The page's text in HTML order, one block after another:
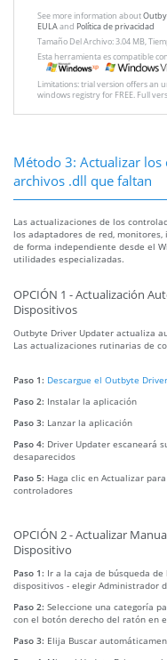
See more information about
EULAand Política de privacidad
Tamaño Del Archivo: 3.04 MB,
Esta herramienta es compatible
Limitations: trial version offers an
windows registry for FREE. Full
Método 3: Actualizar
archivos .dll que faltan
Las actualizaciones de los
los adaptadores de red, monitores,
de forma independiente desde el
utilidades especializadas.
OPCIÓN 1 - Actualización
Dispositivos
Outbyte Driver Updater actualiza
Las actualizaciones rutinarias de
Paso 1: Descargue el Outbyte
Paso 2: Instalar la aplicación
Paso 3: Lanzar la aplicación
Paso 4: Driver Updater escaneará
desaparecidos
Paso 5: Haga clic en Actualizar
controladores
OPCIÓN 2 - Actualizar
Dispositivo
Paso 1: Ir a la caja de búsqueda
dispositivos - elegir Administrador
Paso 2: Seleccione una categoría
con el botón derecho del ratón en
Paso 3: Elija Buscar